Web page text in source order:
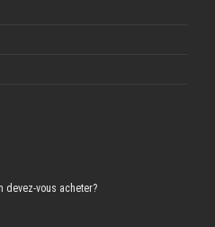
devez-vous acheter?